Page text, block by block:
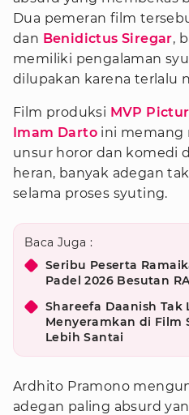
Dua pemeran film
dan Benidictus Siregar,
memiliki pengalaman
dilupakan karena terlalu
Film produksi MVP
Imam Darto ini memang
unsur horor dan komedi
heran, banyak adegan
selama proses syuting.
Baca Juga :
Seribu Peserta
Padel 2026 Besutan
Shareefa Daanish Tak
Menyeramkan di Film
Lebih Santai
Ardhito Pramono
adegan paling absurd